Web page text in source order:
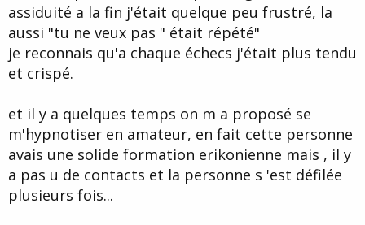
assiduité a la fin j'était quelque peu frustré, la
aussi "tu ne veux pas " était répété"
je reconnais qu'a chaque échecs j'était plus tendu
et crispé.
et il y a quelques temps on m a proposé se
m'hypnotiser en amateur, en fait cette personne
avais une solide formation erikonienne mais , il y
a pas u de contacts et la personne s 'est défilée
plusieurs fois...